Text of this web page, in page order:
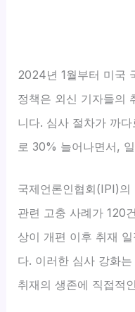
2024년 1월부터 미국
정책은 외신 기자들의
니다. 심사 절차가 까
로 30% 늘어나면서,
국제언론인협회(IPI)
관련 고충 사례가 120
상이 개편 이후 취재
다. 이러한 심사 강화
취재의 생존에 직접적